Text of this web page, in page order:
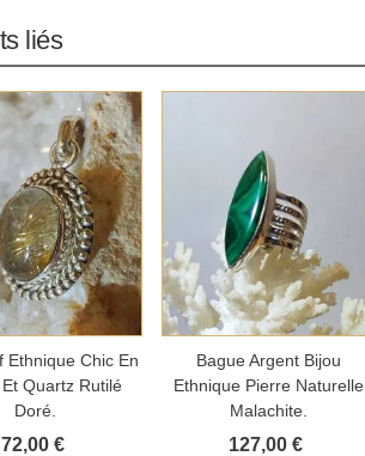
liés
au panier
Ethnique Chic En
Quartz Rutilé
Doré.
72,00 €
Ajouter au panier
Bague Argent Bijou
Ethnique Pierre Naturelle
Malachite.
127,00 €